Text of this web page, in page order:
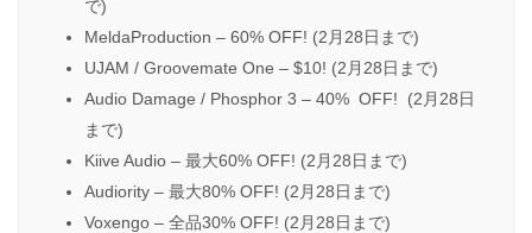
で)
MeldaProduction – 60% OFF! (2月28日まで)
UJAM / Groovemate One – $10! (2月28日まで)
Audio Damage / Phosphor 3 – 40% OFF! (2月28日
まで)
Kiive Audio – 最大60% OFF! (2月28日まで)
Audiority – 最大80% OFF! (2月28日まで)
Voxengo – 全品30% OFF! (2月28日まで)